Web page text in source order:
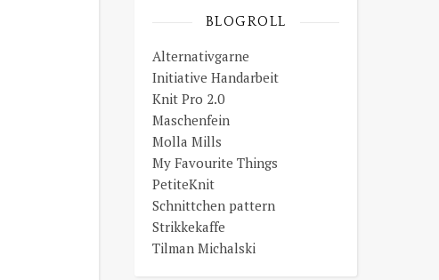
BLOGROLL
Alternativgarne
Initiative Handarbeit
Knit Pro 2.0
Maschenfein
Molla Mills
My Favourite Things
PetiteKnit
Schnittchen pattern
Strikkekaffe
Tilman Michalski